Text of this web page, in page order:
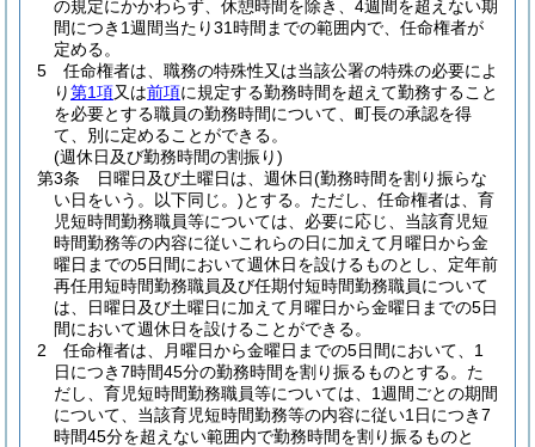
の規定にかかわらず、休憩時間を除き、4週間を超えない期
間につき1週間当たり31時間までの範囲内で、任命権者が
定める。
5
任命権者は、職務の特殊性又は当該公署の特殊の必要によ
り第1項又は前項に規定する勤務時間を超えて勤務すること
を必要とする職員の勤務時間について、町長の承認を得
て、別に定めることができる。
(週休日及び勤務時間の割振り)
第3条
日曜日及び土曜日は、週休日(勤務時間を割り振らな
い日をいう。以下同じ。)とする。 ただし、任命権者は、育
児短時間勤務職員等については、必要に応じ、当該育児短
時間勤務等の内容に従いこれらの日に加えて月曜日から金
曜日までの5日間において週休日を設けるものとし、定年前
再任用短時間勤務職員及び任期付短時間勤務職員について
は、日曜日及び土曜日に加えて月曜日から金曜日までの5日
間において週休日を設けることができる。
2
任命権者は、月曜日から金曜日までの5日間において、1
日につき7時間45分の勤務時間を割り振るものとする。 た
だし、育児短時間勤務職員等については、1週間ごとの期間
について、当該育児短時間勤務等の内容に従い1日につき7
時間45分を超えない範囲内で勤務時間を割り振るものと